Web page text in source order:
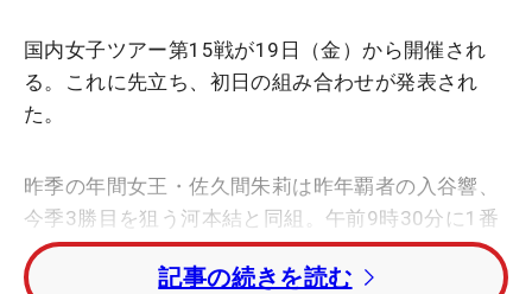
国内女子ツアー第15戦が19日（金）から開催され
る。これに先立ち、初日の組み合わせが発表され
た。
昨季の年間女王・佐久間朱莉は昨年覇者の入谷響、
今季3勝目を狙う河本結と同組。午前9時30分に1番
からティオフを迎える。
記事の続きを読む